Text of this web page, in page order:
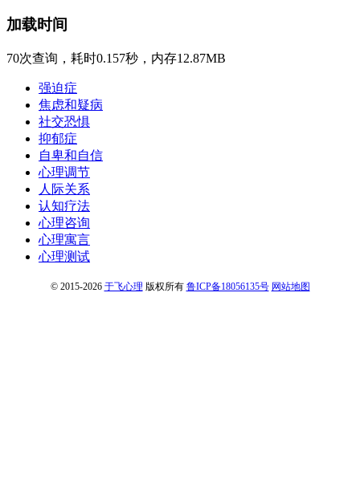
加载时间
70次查询，耗时0.157秒，内存12.87MB
强迫症
焦虑和疑病
社交恐惧
抑郁症
自卑和自信
心理调节
人际关系
认知疗法
心理咨询
心理寓言
心理测试
© 2015-2026 于飞心理 版权所有 鲁ICP备18056135号 网站地图